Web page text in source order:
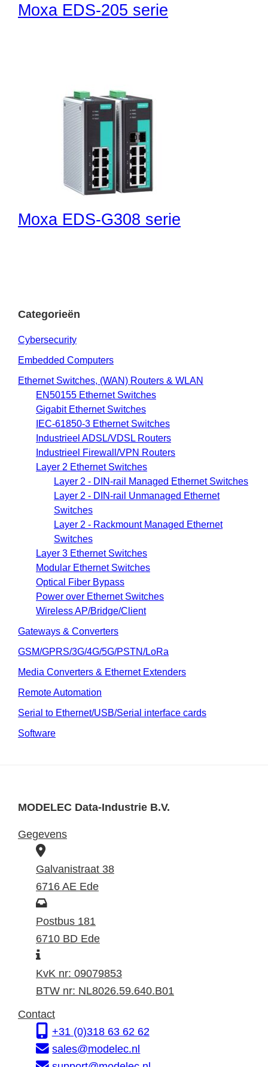
Moxa EDS-205 serie
Moxa EDS-G308 serie
Categorieën
Cybersecurity
Embedded Computers
Ethernet Switches, (WAN) Routers & WLAN
EN50155 Ethernet Switches
Gigabit Ethernet Switches
IEC-61850-3 Ethernet Switches
Industrieel ADSL/VDSL Routers
Industrieel Firewall/VPN Routers
Layer 2 Ethernet Switches
Layer 2 - DIN-rail Managed Ethernet Switches
Layer 2 - DIN-rail Unmanaged Ethernet
Switches
Layer 2 - Rackmount Managed Ethernet
Switches
Layer 3 Ethernet Switches
Modular Ethernet Switches
Optical Fiber Bypass
Power over Ethernet Switches
Wireless AP/Bridge/Client
Gateways & Converters
GSM/GPRS/3G/4G/5G/PSTN/LoRa
Media Converters & Ethernet Extenders
Remote Automation
Serial to Ethernet/USB/Serial interface cards
Software
MODELEC Data-Industrie B.V.
Gegevens
B
e
z
o
e
k
d
r
s
Galvanistraat 38
6716 AE Ede
P
o
s
a
d
e
s
Postbus 181
6710 BD Ede
I
n
f
r
m
a
KvK nr: 09079853
BTW nr: NL8026.59.640.B01
Contact
+31 (0)318 63 62 62
sales@modelec.nl